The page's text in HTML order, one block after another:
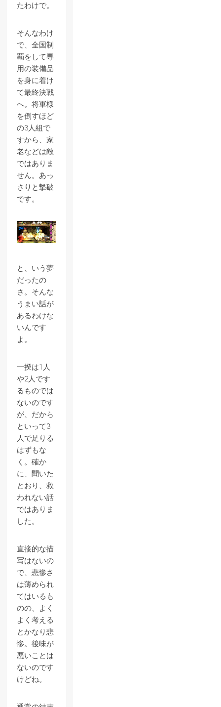
たわけで。
そんなわけ
で、全国制
覇をして専
用の装備品
を身に着け
て最終決戦
へ。将軍様
を倒すほど
の3人組で
すから、家
老などは敵
ではありま
せん。あっ
さりと撃破
です。
と、いう夢
だったの
さ。そんな
うまい話が
あるわけな
いんです
よ。
一揆は1人
や2人です
るものでは
ないのです
が、だから
といって3
人で足りる
はずもな
く。確か
に、聞いた
とおり、救
われない話
ではありま
した。
直接的な描
写はないの
で、悲惨さ
は薄められ
てはいるも
のの、よく
よく考える
とかなり悲
惨。後味が
悪いことは
ないのです
けどね。